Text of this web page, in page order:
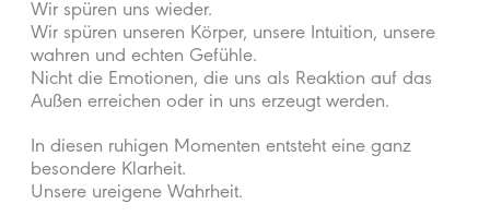
Wir spüren uns wieder.
Wir spüren unseren Körper, unsere Intuition, unsere
wahren und echten Gefühle.
Nicht die Emotionen, die uns als Reaktion auf das
Außen erreichen oder in uns erzeugt werden.
In diesen ruhigen Momenten entsteht eine ganz
besondere Klarheit.
Unsere ureigene Wahrheit.